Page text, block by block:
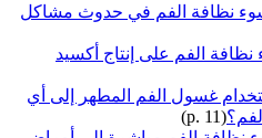
نظافة الفم في حدوث مشاكل
الفم على إنتاج أكسيد
غسول الفم المطهر إلى أي
(p. 11)